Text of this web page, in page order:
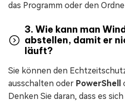
das Programm oder den
3. Wie kann man
abstellen, damit er
läuft?
Sie können den
ausschalten oder PowerShell
Denken Sie daran, dass es